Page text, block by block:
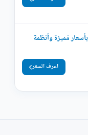
مُميزة وأنظمة
اعرف السعر